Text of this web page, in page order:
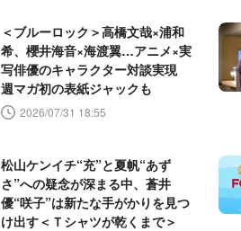
＜ブルーロック＞高橋文哉×浦和
希、櫻井海音×海渡翼…アニメ×実
写俳優のキャラクター対談実現
週マガ初の表紙ジャックも
2026/07/31 18:55
松山ケンイチ“充”と夏帆“あず
さ”への疑念が深まる中、蒼井
優“咲子”は新たな手がかりを見つ
け出す＜Ｔシャツが乾くまで＞